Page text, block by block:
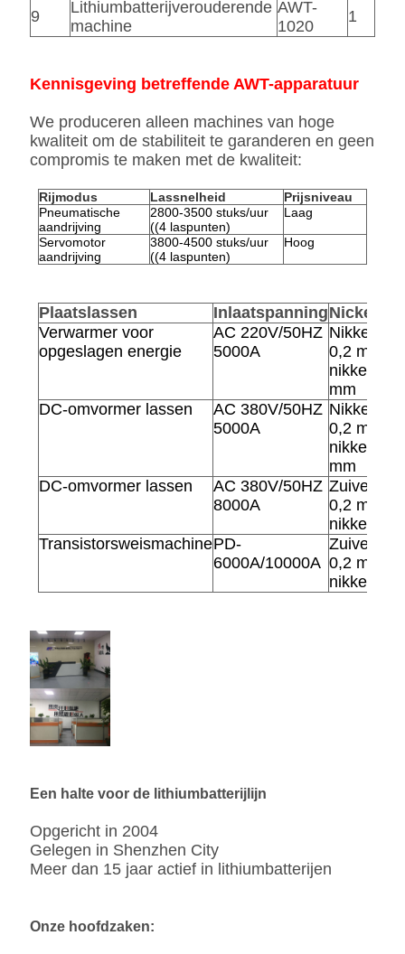
9
Lithiumbatterijverouderende
machine
AWT-
1020
1
Kennisgeving betreffende AWT-apparatuur
We produceren alleen machines van hoge
kwaliteit om de stabiliteit te garanderen en geen
compromis te maken met de kwaliteit:
Rijmodus Lassnelheid
Prijsniveau
Pneumatische
aandrijving
2800-3500 stuks/uur
((4 laspunten)
Laag
Servomotor
aandrijving
3800-4500 stuks/uur
((4 laspunten)
Hoog
Plaatslassen Inlaatspanning
Verwarmer voor
opgeslagen energie
AC 220V/50HZ
5000A
0,2 mm
nikkel
mm
DC-omvormer lassen
AC 380V/50HZ
5000A
0,2 mm
nikkel
mm
DC-omvormer lassen
AC 380V/50HZ
8000A
Zuiver
0,2 mm,
nikkel 0,4
TransistorsweismachinePD-
6000A/10000A
Zuiver
0,2 mm,
nikkel 0,4
Een halte voor de lithiumbatterijlijn
Opgericht in 2004
Gelegen in Shenzhen City
Meer dan 15 jaar actief in lithiumbatterijen
Onze hoofdzaken: